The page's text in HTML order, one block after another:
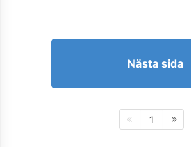
Nästa sida
1